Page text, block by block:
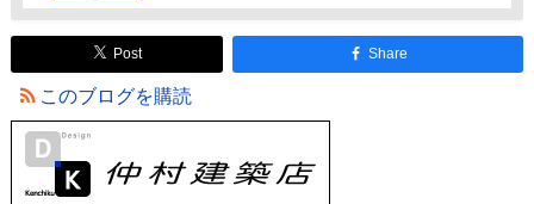
Post Share
このブログを購読